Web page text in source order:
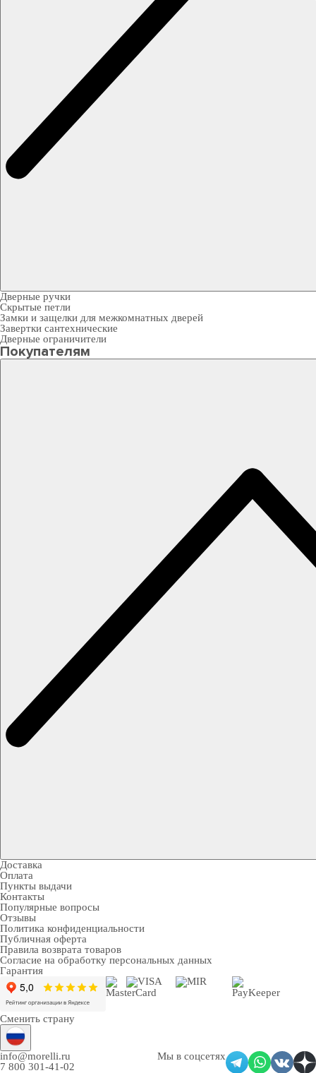
Дверные ручки
Скрытые петли
Замки и защелки для межкомнатных дверей
Завертки сантехнические
Дверные ограничители
Покупателям
Доставка
Оплата
Пункты выдачи
Контакты
Популярные вопросы
Отзывы
Политика конфиденциальности
Публичная оферта
Правила возврата товаров
Согласие на обработку персональных данных
Гарантия
Сменить страну
info@morelli.ru
7 800 301-41-02
Мы в соцсетях